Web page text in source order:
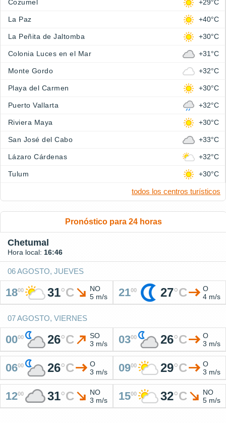
Cozumel +29°C
La Paz +40°C
La Peñita de Jaltomba +30°C
Colonia Luces en el Mar +31°C
Monte Gordo +32°C
Playa del Carmen +30°C
Puerto Vallarta +32°C
Riviera Maya +30°C
San José del Cabo +33°C
Lázaro Cárdenas +32°C
Tulum +30°C
todos los centros turísticos
Pronóstico para 24 horas
Chetumal
Hora local: 16:46
06 AGOSTO, JUEVES
1800 31°C
NO
5 m/s
2100 27°C
O
4 m/s
07 AGOSTO, VIERNES
0000 26°C
SO
3 m/s
0300 26°C
O
3 m/s
0600 26°C
O
3 m/s
0900 29°C
O
3 m/s
1200 31°C
NO
3 m/s
1500 32°C
NO
5 m/s